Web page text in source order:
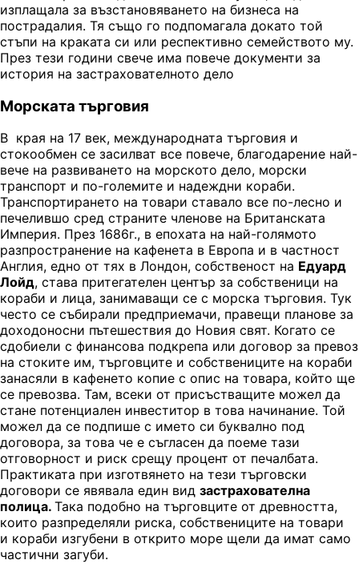
изплащала за възстановяването на бизнеса на
пострадалия. Тя също го подпомагала докато той
стъпи на краката си или респективно семейството му.
През тези години свече има повече документи за
история на застрахователното дело
Морската търговия
В края на 17 век, международната търговия и
стокообмен се засилват все повече, благодарение най-
вече на развиването на морското дело, морски
транспорт и по-големите и надеждни кораби.
Транспортирането на товари ставало все по-лесно и
печелившо сред страните членове на Британската
Империя. През 1686г., в епохата на най-голямото
разпространение на кафенета в Европа и в частност
Англия, едно от тях в Лондон, собственост на Едуард
Лойд, става притегателен център за собственици на
кораби и лица, занимаващи се с морска търговия. Тук
често се събирали предприемачи, правещи планове за
доходоносни пътешествия до Новия свят. Когато се
сдобиели с финансова подкрепа или договор за превоз
на стоките им, търговците и собствениците на кораби
занасяли в кафенето копие с опис на товара, който ще
се превозва. Там, всеки от присъстващите можел да
стане потенциален инвеститор в това начинание. Той
можел да се подпише с името си буквално под
договора, за това че е съгласен да поеме тази
отговорност и риск срещу процент от печалбата.
Практиката при изготвянето на тези търговски
договори се явявала един вид застрахователна
полица. Така подобно на търговците от древността,
които разпределяли риска, собствениците на товари
и кораби изгубени в открито море щели да имат само
частични загуби.